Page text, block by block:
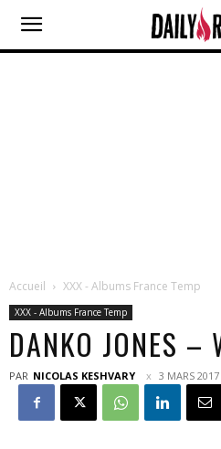
Accueil XXX - Albums France Temp
XXX - Albums France Temp
DANKO JONES –
PAR NICOLAS KESHVARY 3 MARS 2017